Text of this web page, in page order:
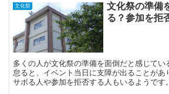
文化祭
文化祭の準備
る？参加を拒
多くの人が文化祭の準備を面倒だと感じてい
怠ると、イベント当日に支障が出ることがあ
サボる人や参加を拒否する人もいるようです